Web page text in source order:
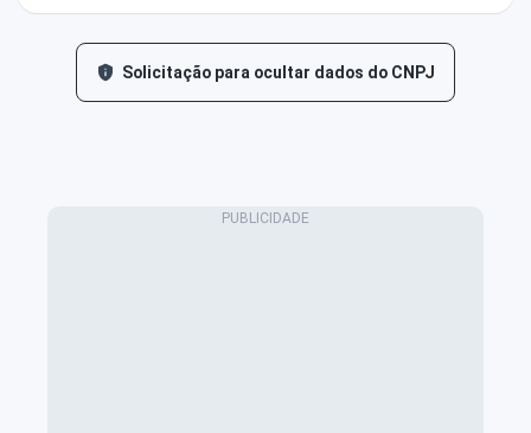
Solicitação para ocultar dados do CNPJ